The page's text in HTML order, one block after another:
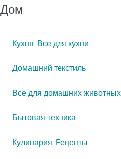
Дом
Кухня. Все для кухни
Домашний текстиль
Все для домашних животных
Бытовая техника
Кулинария. Рецепты